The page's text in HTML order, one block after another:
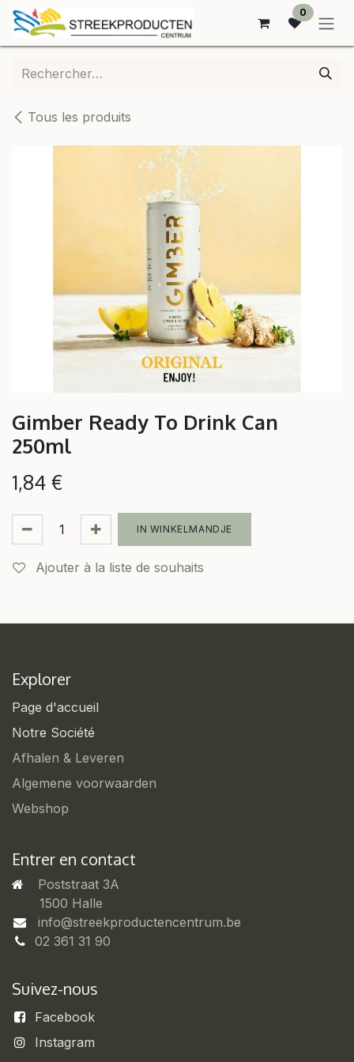
SE RENDRE AU CONTENU
0
Tous les produits
Gimber Ready To Drink Can
250ml
1,84 €
IN WINKELMANDJE
Ajouter à la liste de souhaits
Explorer
Page d'accueil
Notre Société
Afhalen & Leveren
Algemene voorwaarden
Webshop
Entrer en contact
Poststraat 3A
​1500 Halle
info@streekproductencentrum.be
02 361 31 90
Suivez-nous
Facebook
Instagram